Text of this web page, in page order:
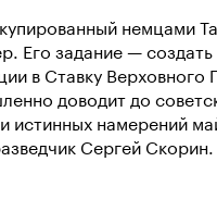
немцами
Его задание — создать
в Ставку
доводит до
истинных намерений
Сергей Скорин.